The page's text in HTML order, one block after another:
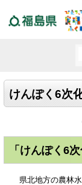
けんぽく6次
「 けんぽく6
県北地方の農林